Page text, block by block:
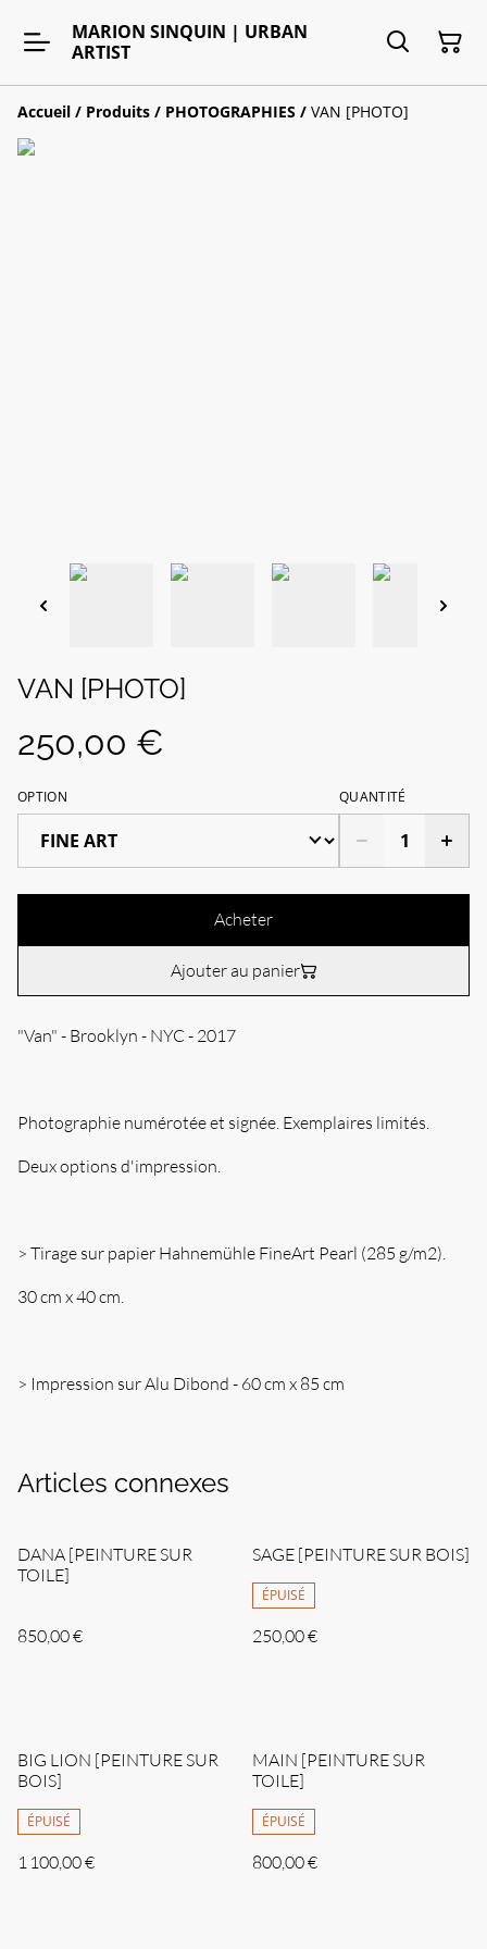
MARION SINQUIN | URBAN
ARTIST
Accueil / Produits / PHOTOGRAPHIES / VAN [PHOTO]
VAN [PHOTO]
250,00 €
OPTION QUANTITÉ
Acheter
Ajouter au panier
"Van" - Brooklyn - NYC - 2017
Photographie numérotée et signée. Exemplaires limités.
Deux options d'impression.
> Tirage sur papier Hahnemühle FineArt Pearl (285 g/m2).
30 cm x 40 cm.
> Impression sur Alu Dibond - 60 cm x 85 cm
Articles connexes
DANA [PEINTURE SUR
TOILE]
850,00 €
SAGE [PEINTURE SUR BOIS]
ÉPUISÉ
250,00 €
BIG LION [PEINTURE SUR
BOIS]
ÉPUISÉ
1 100,00 €
MAIN [PEINTURE SUR
TOILE]
ÉPUISÉ
800,00 €